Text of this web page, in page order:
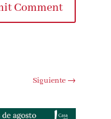
Comment
Siguiente→